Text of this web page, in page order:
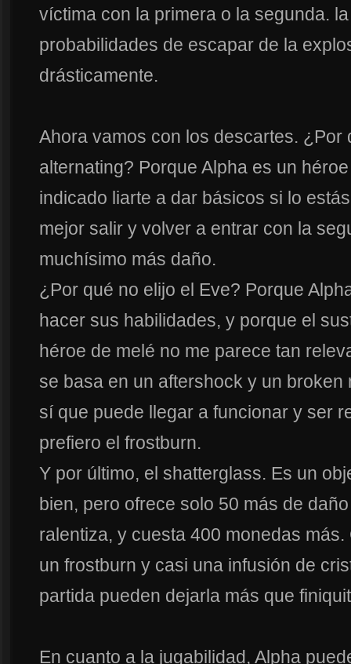
víctima con la primera o la segunda.
probabilidades de escapar de la
drásticamente.
Ahora vamos con los descartes. ¿Por
alternating? Porque Alpha es un
indicado liarte a dar básicos si lo
mejor salir y volver a entrar con la
muchísimo más daño.
¿Por qué no elijo el Eve? Porque
hacer sus habilidades, y porque el
héroe de melé no me parece tan
se basa en un aftershock y un
sí que puede llegar a funcionar y ser
prefiero el frostburn.
Y por último, el shatterglass. Es un
bien, pero ofrece solo 50 más de
ralentiza, y cuesta 400 monedas
un frostburn y casi una infusión de
partida pueden dejarla más que
En cuanto a la jugabilidad, Alpha